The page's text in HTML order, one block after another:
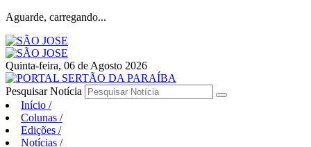
Aguarde, carregando...
Quinta-feira, 06 de Agosto 2026
Pesquisar Notícia
Início /
Colunas /
Edições /
Notícias /